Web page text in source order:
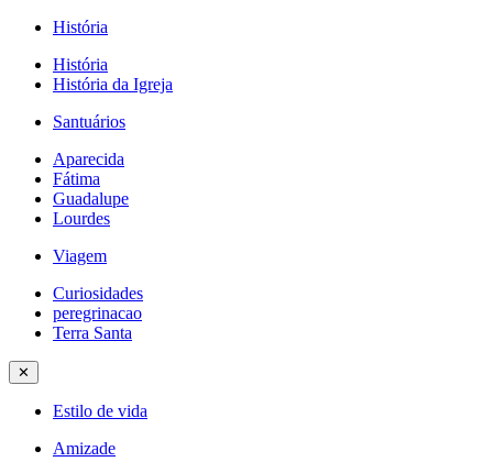
História
História
História da Igreja
Santuários
Aparecida
Fátima
Guadalupe
Lourdes
Viagem
Curiosidades
peregrinacao
Terra Santa
✕
Estilo de vida
Amizade